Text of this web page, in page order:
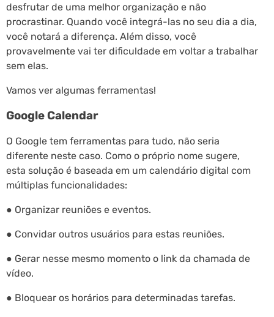
desfrutar de uma melhor organização e não
procrastinar. Quando você integrá-las no seu dia a dia,
você notará a diferença. Além disso, você
provavelmente vai ter dificuldade em voltar a trabalhar
sem elas.
Vamos ver algumas ferramentas!
Google Calendar
O Google tem ferramentas para tudo, não seria
diferente neste caso. Como o próprio nome sugere,
esta solução é baseada em um calendário digital com
múltiplas funcionalidades:
● Organizar reuniões e eventos.
● Convidar outros usuários para estas reuniões.
● Gerar nesse mesmo momento o link da chamada de
vídeo.
● Bloquear os horários para determinadas tarefas.